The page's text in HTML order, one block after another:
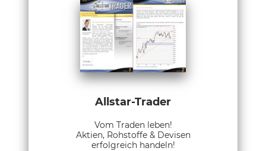
Allstar-Trader
Vom Traden leben!
Aktien, Rohstoffe & Devisen
erfolgreich handeln!